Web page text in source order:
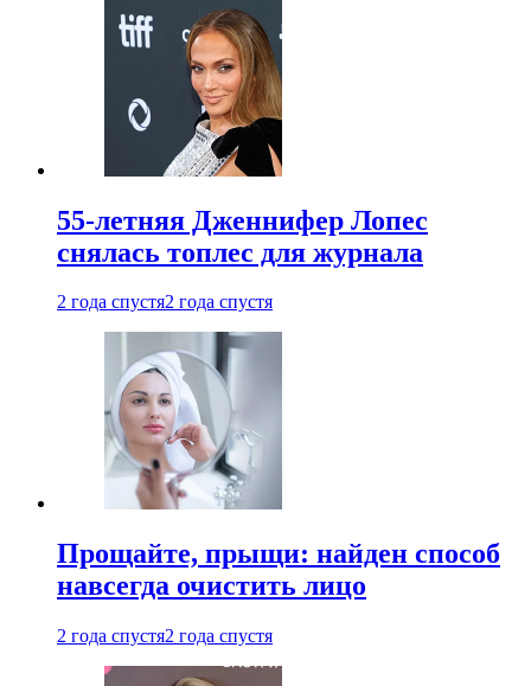
55-летняя Дженнифер Лопес
снялась топлес для журнала
2 года спустя2 года спустя
Прощайте, прыщи: найден способ
навсегда очистить лицо
2 года спустя2 года спустя